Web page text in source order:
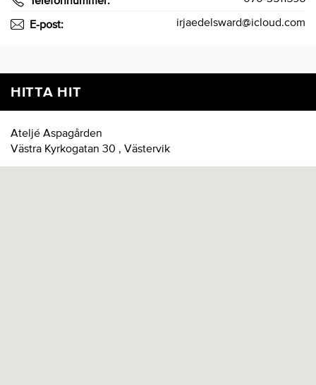
E-post: irjaedelsward@icloud.com
HITTA HIT
Ateljé Aspagården
Västra Kyrkogatan 30 , Västervik